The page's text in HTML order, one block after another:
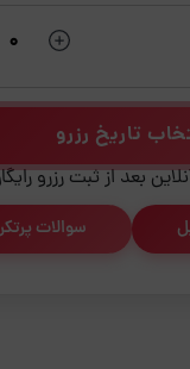
تاریخ رزرو
بعد از ثبت رزرو
سوالات